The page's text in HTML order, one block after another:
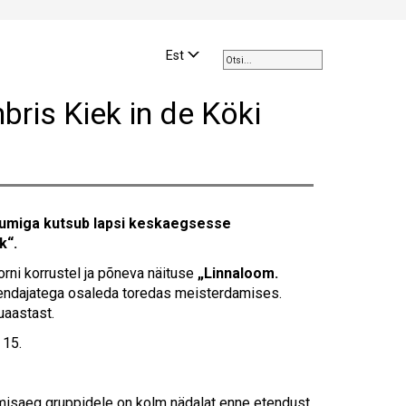
the
up
a
Est
Kiek in de Köki
kutsub lapsi keskaegsesse
korrustel ja põneva näituse „Linnaloom.
osaleda toredas meisterdamises.